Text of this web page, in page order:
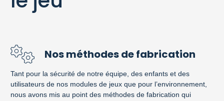
Nos méthodes de fabrication
Tant pour la sécurité de notre équipe, des enfants et des
utilisateurs de nos modules de jeux que pour l’environnement,
nous avons mis au point des méthodes de fabrication qui